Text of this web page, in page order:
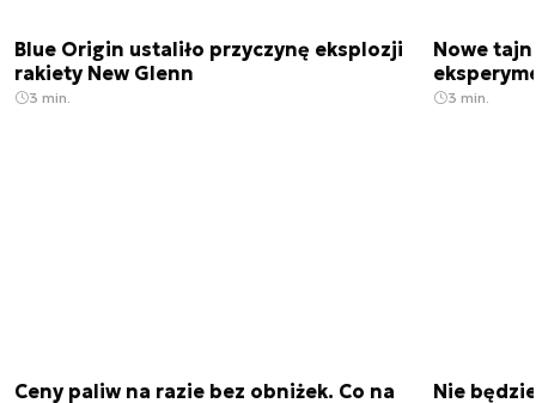
Blue Origin ustaliło przyczynę eksplozji
rakiety New Glenn
3 min.
Nowe
3 min.
Ceny paliw na razie bez obniżek. Co na
Nie